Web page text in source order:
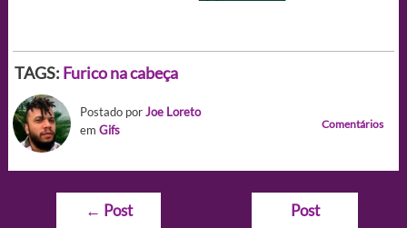
TAGS: Furico na cabeça
Postado porJoe Loreto
em Gifs Comentários
Navegação
← Post
Post